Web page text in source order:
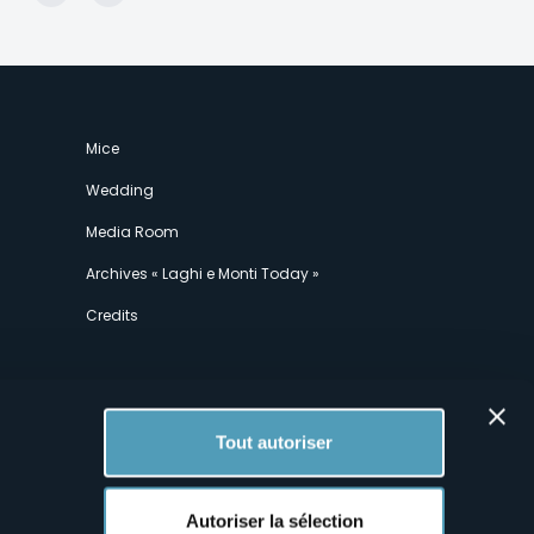
Tout autoriser
Autoriser la sélection
Mice
Wedding
Media Room
Archives « Laghi e Monti Today »
Credits